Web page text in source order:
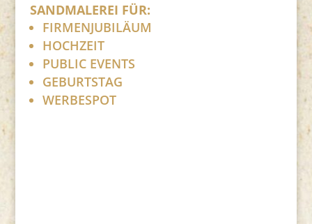
SANDMALEREI FÜR:
FIRMENJUBILÄUM
HOCHZEIT
PUBLIC EVENTS
GEBURTSTAG
WERBESPOT